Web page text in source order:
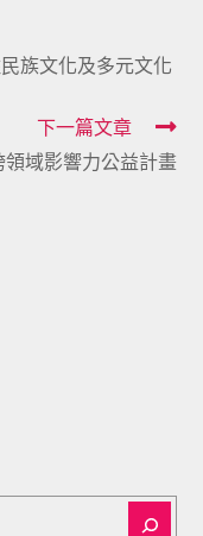
族文化及多元文化
下一篇文章
領域影響力公益計畫